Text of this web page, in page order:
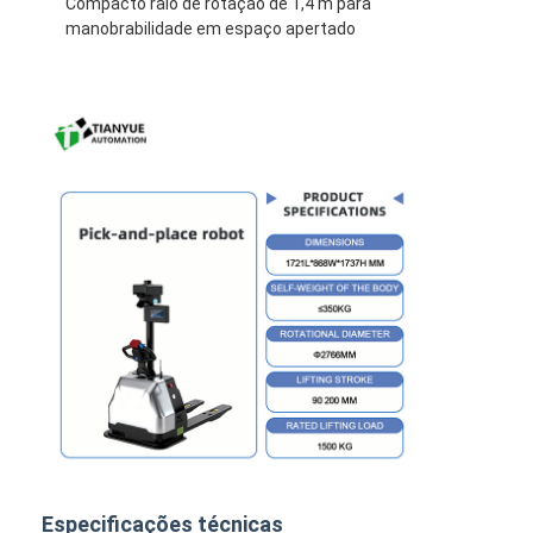
Elevador elevador sem tripulação inteligente
Navio de armazenagem tridimensional
Equipamento de carregamento de suporte de veículos a
Componentes de tração mecânica das rodas do AGV
Motor de montagem do volante do AGV
Instalação do mecanismo de elevação do AGV
Forquilhas telescópicas para paletes elétricos
manobrabilidade em espaço apertado
Especificações técnicas